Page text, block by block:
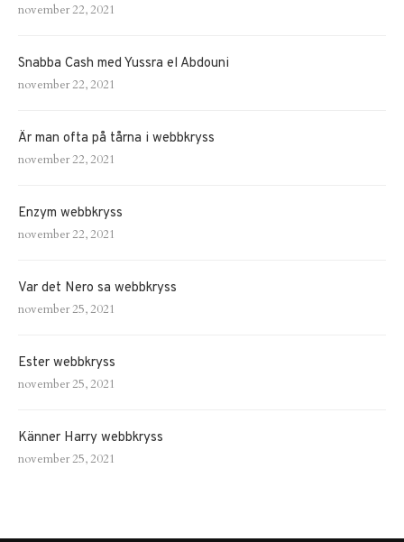
november 22, 2021
Snabba Cash med Yussra el Abdouni
november 22, 2021
Är man ofta på tårna i webbkryss
november 22, 2021
Enzym webbkryss
november 22, 2021
Var det Nero sa webbkryss
november 25, 2021
Ester webbkryss
november 25, 2021
Känner Harry webbkryss
november 25, 2021